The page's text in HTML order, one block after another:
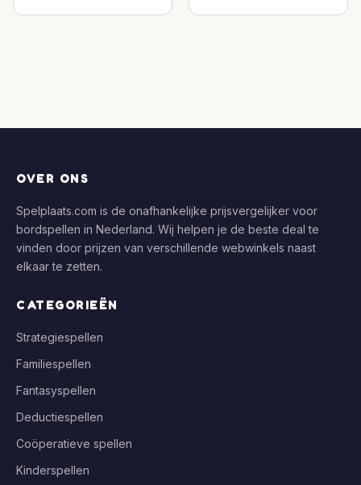
OVER ONS
Spelplaats.com is de onafhankelijke prijsvergelijker voor
bordspellen in Nederland. Wij helpen je de beste deal te
vinden door prijzen van verschillende webwinkels naast
elkaar te zetten.
CATEGORIEËN
Strategiespellen
Familiespellen
Fantasyspellen
Deductiespellen
Coöperatieve spellen
Kinderspellen